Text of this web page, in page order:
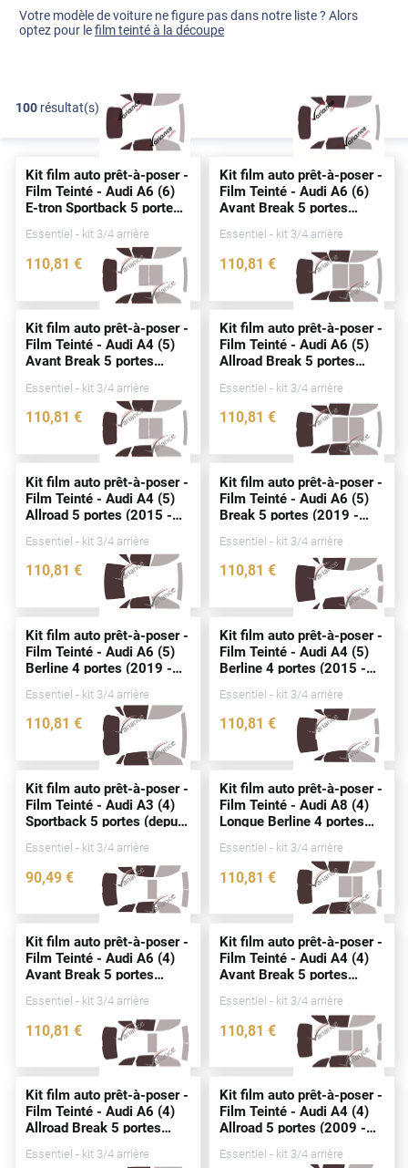
Ford
Hyundai
Land Rover
Mini
Opel
Peugeot
Skoda
Tesla
Toyota
Volkswagen
Acura
Aixam
Alfa Romeo
Alpine
Aston Martin
Audi
Bentley
Bmw
Buick
Chevrolet
Chrysler
Citroën
Voir tout
Votre modèle de voiture ne figure pas dans notre liste ? Alors
optez pour lefilm teinté à la découpe
100 résultat(s) FILTRER
Kit film auto prêt-à-poser -
Film Teinté - Audi A6 (6)
E-tron Sportback 5portes
Essentiel - kit 3/4 arrière
110,81 €
5299-AUD
Kit film auto prêt-à-poser -
Film Teinté - Audi A6 (6)
Avant Break 5portes
Essentiel - kit 3/4 arrière
110,81 €
5359-AUD
Kit film auto prêt-à-poser -
Film Teinté - Audi A4 (5)
Avant Break 5portes
Essentiel - kit 3/4 arrière
110,81 €
3572-AUD
Kit film auto prêt-à-poser -
Film Teinté - Audi A6 (5)
Allroad Break 5portes
Essentiel - kit 3/4 arrière
110,81 €
4360-AUD
Kit film auto prêt-à-poser -
Film Teinté - Audi A4 (5)
Allroad 5portes (2015 -
Essentiel - kit 3/4 arrière
110,81 €
4359-AUD
Kit film auto prêt-à-poser -
Film Teinté - Audi A6 (5)
Break 5portes (2019 -
Essentiel - kit 3/4 arrière
110,81 €
4358-AUD
Kit film auto prêt-à-poser -
Film Teinté - Audi A6 (5)
Berline 4portes (2019 -
Essentiel - kit 3/4 arrière
110,81 €
4347-AUD
Kit film auto prêt-à-poser -
Film Teinté - Audi A4 (5)
Berline 4portes (2015 -
Essentiel - kit 3/4 arrière
110,81 €
3567-AUD
Kit film auto prêt-à-poser -
Film Teinté - Audi A3 (4)
Sportback 5portes (depuis
Essentiel - kit 3/4 arrière
90,49 €
4672-AUD
Kit film auto prêt-à-poser -
Film Teinté - Audi A8 (4)
Longue Berline 4portes
Essentiel - kit 3/4 arrière
110,81 €
4333-AUD
Kit film auto prêt-à-poser -
Film Teinté - Audi A6 (4)
Avant Break 5portes
Essentiel - kit 3/4 arrière
110,81 €
2822-AUD
Kit film auto prêt-à-poser -
Film Teinté - Audi A4 (4)
Avant Break 5portes
Essentiel - kit 3/4 arrière
110,81 €
0083-AUD
Kit film auto prêt-à-poser -
Film Teinté - Audi A6 (4)
Allroad Break 5portes
Essentiel - kit 3/4 arrière
Kit film auto prêt-à-poser -
Film Teinté - Audi A4 (4)
Allroad 5portes (2009 -
Essentiel - kit 3/4 arrière